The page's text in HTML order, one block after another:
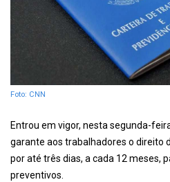
Foto: CNN
Entrou em vigor, nesta segunda-
garante aos trabalhadores o direito
por até três dias, a cada 12 meses,
preventivos.